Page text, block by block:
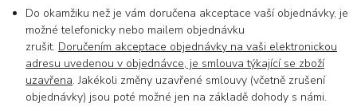
Do okamžiku než je vám doručena akceptace vaší objednávky, je
možné telefonicky nebo mailem objednávku
zrušit. Doručením akceptace objednávky na vaši elektronickou
adresu uvedenou v objednávce, je smlouva týkající se zboží
uzavřena. Jakékoli změny uzavřené smlouvy (včetně zrušení
objednávky) jsou poté možné jen na základě dohody s námi.